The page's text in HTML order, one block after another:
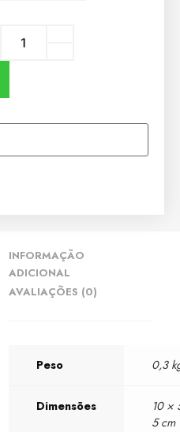
INFORMAÇÃO
ADICIONAL
AVALIAÇÕES (0)
Peso 0,3
Dimensões
10 ×
5 cm